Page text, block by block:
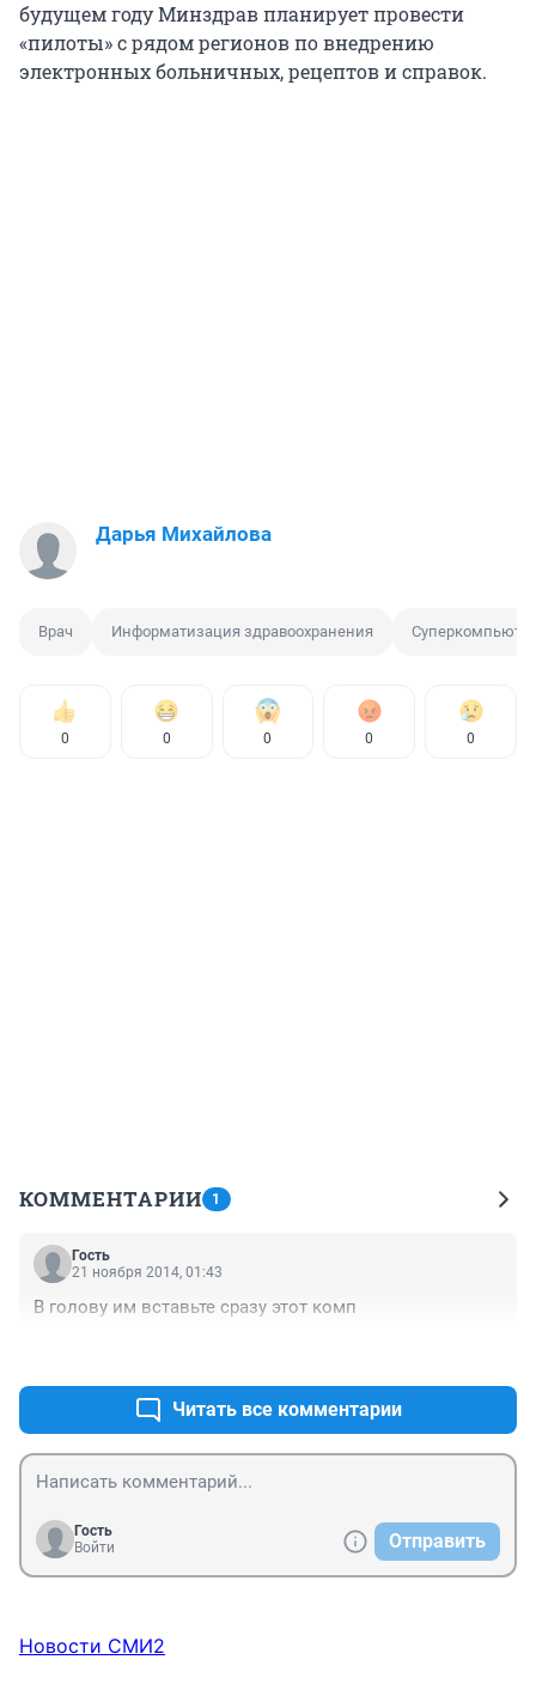
будущем году Минздрав планирует провести
«пилоты» с рядом регионов по внедрению
электронных больничных, рецептов и справок.
Дарья Михайлова
Врач Информатизация здравоохранения Суперкомпьютер
0 0 0 0 0
КОММЕНТАРИИ 1
Гость
21 ноября 2014, 01:43
В голову им вставьте сразу этот комп
Читать все комментарии
Гость
Войти
Отправить
Новости СМИ2